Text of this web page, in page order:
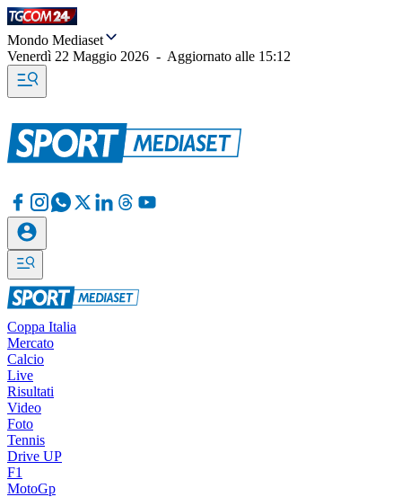
Mondo Mediaset
Venerdì 22 Maggio 2026 - Aggiornato alle 15:12
Coppa Italia
Mercato
Calcio
Live
Risultati
Video
Foto
Tennis
Drive UP
F1
MotoGp